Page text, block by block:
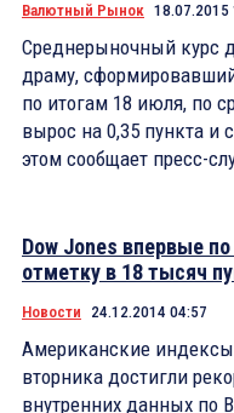
Валютный Рынок 18.07.2015
Среднерыночный курс
драму,
по итогам 18 июля, по
вырос на 0,35 пункта и
этом сообщает пресс-
Dow Jones впервые
отметку в 18 тысяч
Новости 24.12.2014 04:57
Американские индексы
вторника достигли
внутренних данных по